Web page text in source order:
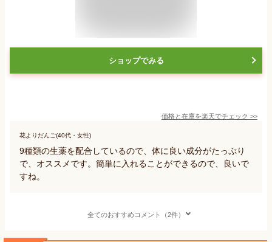
ショップでみる
価格と在庫を楽天でチェック >>
花よりだんご(40代・女性)
9種類の生薬を配合しているので、体に良い成分がたっぷり
で、オススメです。簡単に入れることができるので、良いで
すね。
全てのおすすめコメント（2件）